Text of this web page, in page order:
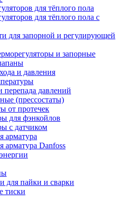
для тёплого пола
для тёплого пола с
для запорной и регулирующей
и запорные
и давления
перепада давлений
(прессостаты)
от протечек
для фэнкойлов
с датчиком
арматура
арматура Danfoss
для пайки и сварки
тиски